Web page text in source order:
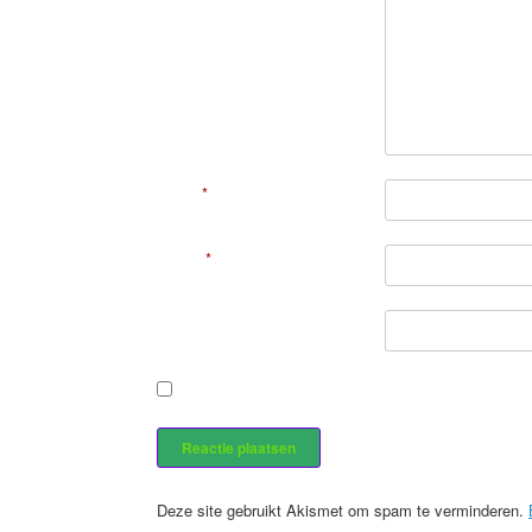
*
*
Deze site gebruikt Akismet om spam te verminderen.